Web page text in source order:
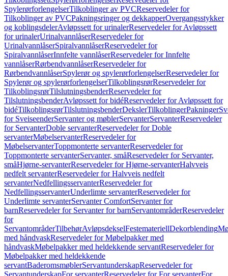
SpylerørforlengelserTilkoblinger av PVCReservedeler for
Tilkoblinger av PVCPakningsringer og dekkapperOvergangsstykker
og koblingsdelerAvløpssett for urinalerReservedeler for Avløpssett
for urinalerUrinalvannlåserReservedeler for
UrinalvannlåserSpiralvannlåserReservedeler for
SpiralvannlåserInnfelte vannlåserReservedeler for Innfelte
vannlåserRørbendvannlåserReservedeler for
RørbendvannlåserSpylerør og spylerørforlengelserReservedeler for
Spylerør og spylerørforlengelserTilkoblingsrørReservedeler for
TilkoblingsrørTilslutningsbenderReservedeler for
TilslutningsbenderAvløpssett for bidéReservedeler for Avløpssett for
bidéTilkoblingsrørTilslutningsbenderDekslerTilkoblingerPakninger
for SveiseenderServanter og møblerServanterServanterReservedeler
for ServanterDoble servanterReservedeler for Doble
servanterMøbelservanterReservedeler for
MøbelservanterToppmonterte servanterReservedeler for
Toppmonterte servanterServanter, småReservedeler for Servanter,
småHjørne-servanterReservedeler for Hjørne-servanterHalvveis
nedfelt servanterReservedeler for Halvveis nedfelt
servanterNedfellingsservanterReservedeler for
NedfellingsservanterUnderlimte servanterReservedeler for
Underlimte servanterServanter ComfortServanter for
barnReservedeler for Servanter for barnServantområderReservedeler
for
ServantområderTilbehørAvløpsdekselFestemateriellDekorblending
med håndvaskReservedeler for Møbelpakker med
håndvaskMøbelpakker med heldekkende servantReservedeler for
Møbelpakker med heldekkende
servantBaderomsmøblerServantunderskapReservedeler for
ServantunderskapFor servanterReservedeler for For servanterFor